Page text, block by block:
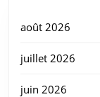
août 2026
juillet 2026
juin 2026